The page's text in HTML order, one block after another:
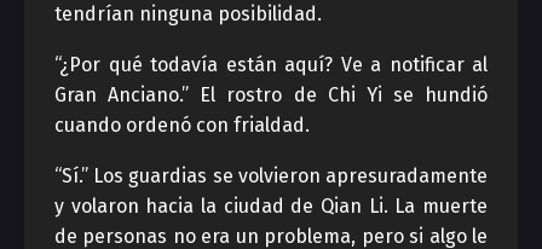
tendrían ninguna posibilidad.
“¿Por qué todavía están aquí? Ve a notificar al
Gran Anciano.” El rostro de Chi Yi se hundió
cuando ordenó con frialdad.
“Sí.” Los guardias se volvieron apresuradamente
y volaron hacia la ciudad de Qian Li. La muerte
de personas no era un problema, pero si algo le